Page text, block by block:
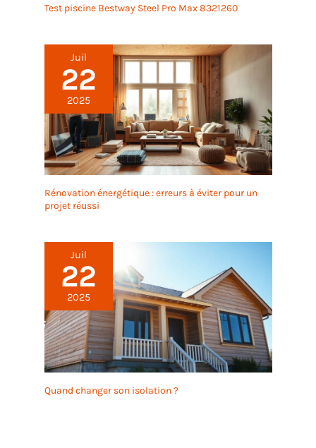
ASSEMBLER：lève-
assemblage facile, sans
outil. Montage et
démontage rapides sans
outils pour le stockage
Test piscine Bestway Steel Pro Max 8321260
Juil
22
2025
Rénovation énergétique : erreurs à éviter pour un
projet réussi
Juil
22
2025
Quand changer son isolation ?